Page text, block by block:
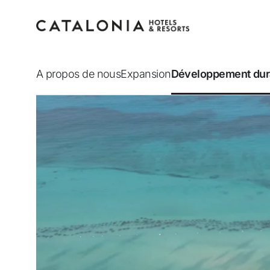
Connectez-vous à
compte
Vous avez oublié votre mot de
A propos de nousExpansionDéveloppement